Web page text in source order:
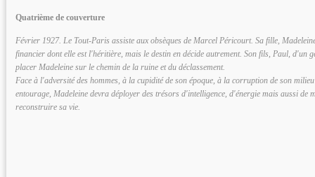
Quatrième de couverture
Février 1927. Le Tout-Paris assiste aux obsèques de Marcel Péricourt. Sa fille,
financier dont elle est l'héritière, mais le destin en décide autrement. Son fils, Paul, d'un
placer Madeleine sur le chemin de la ruine et du déclassement.
Face à l'adversité des hommes, à la cupidité de son époque, à la corruption de son
entourage, Madeleine devra déployer des trésors d'intelligence, d'énergie mais aussi de
reconstruire sa vie.